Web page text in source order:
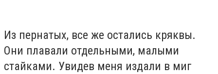
Из пернатых, все же остались кряквы.
Они плавали отдельными, малыми
стайками. Увидев меня издали в миг